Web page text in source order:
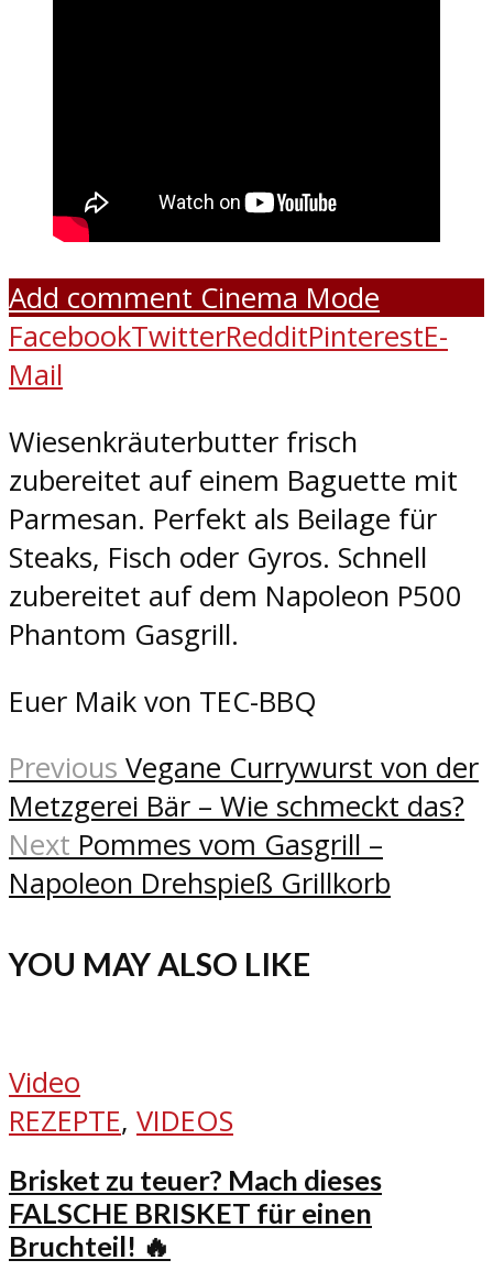
Add comment Cinema Mode
FacebookTwitterRedditPinterestE-
Mail
Wiesenkräuterbutter frisch
zubereitet auf einem Baguette mit
Parmesan. Perfekt als Beilage für
Steaks, Fisch oder Gyros. Schnell
zubereitet auf dem Napoleon P500
Phantom Gasgrill.
Euer Maik von TEC-BBQ
Previous Vegane Currywurst von der
Metzgerei Bär – Wie schmeckt das?
Next Pommes vom Gasgrill –
Napoleon Drehspieß Grillkorb
YOU MAY ALSO LIKE
Video
REZEPTE, VIDEOS
Brisket zu teuer? Mach dieses
FALSCHE BRISKET für einen
Bruchteil! 🔥